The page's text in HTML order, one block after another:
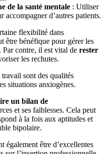
de la santé mentale : Utiliser
accompagner d’autres patients.
flexibilité dans
être bénéfique pour gérer les
Par contre, il est vital de rester
les rechutes.
sont des qualités
situations anxiogènes.
un bilan de
et ses faiblesses. Cela peut
à la fois aux aptitudes et
bipolaire.
également être d’excellentes